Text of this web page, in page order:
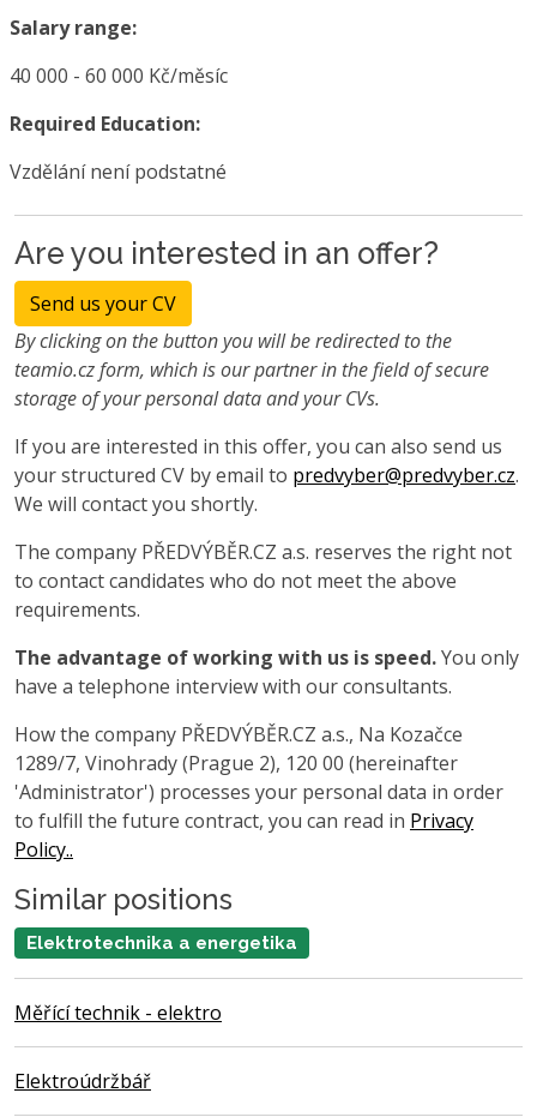
Salary range:
40 000 - 60 000 Kč/měsíc
Required Education:
Vzdělání není podstatné
Are you interested in an offer?
Send us your CV
By clicking on the button you will be redirected to the
teamio.cz form, which is our partner in the field of secure
storage of your personal data and your CVs.
If you are interested in this offer, you can also send us
your structured CV by email to predvyber@predvyber.cz.
We will contact you shortly.
The company PŘEDVÝBĚR.CZ a.s. reserves the right not
to contact candidates who do not meet the above
requirements.
The advantage of working with us is speed.You only
have a telephone interview with our consultants.
How the company PŘEDVÝBĚR.CZ a.s., Na Kozačce
1289/7, Vinohrady (Prague 2), 120 00 (hereinafter
'Administrator') processes your personal data in order
to fulfill the future contract, you can read in Privacy
Policy..
Similar positions
Elektrotechnika a energetika
Měřící technik - elektro
Elektroúdržbář